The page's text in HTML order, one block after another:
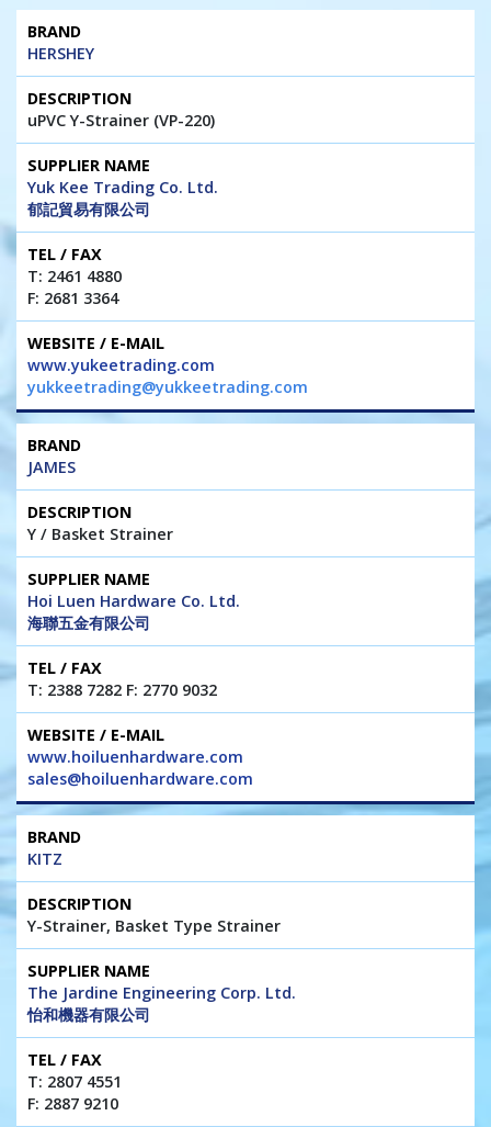
HERSHEY
uPVC Y-Strainer (VP-220)
Yuk Kee Trading Co. Ltd.
郁記貿易有限公司
T: 2461 4880
F: 2681 3364
www.yukeetrading.com
yukkeetrading@yukkeetrading.com
JAMES
Y / Basket Strainer
Hoi Luen Hardware Co. Ltd.
海聯五金有限公司
T: 2388 7282 F: 2770 9032
www.hoiluenhardware.com
sales@hoiluenhardware.com
KITZ
Y-Strainer, Basket Type Strainer
The Jardine Engineering Corp. Ltd.
怡和機器有限公司
T: 2807 4551
F: 2887 9210